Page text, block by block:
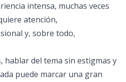
intensa, muchas veces
atención,
y, sobre todo,
hablar del tema sin estigmas y
puede marcar una gran